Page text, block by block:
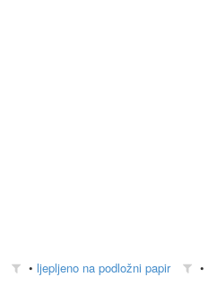
• ljepljeno na podložni papir •